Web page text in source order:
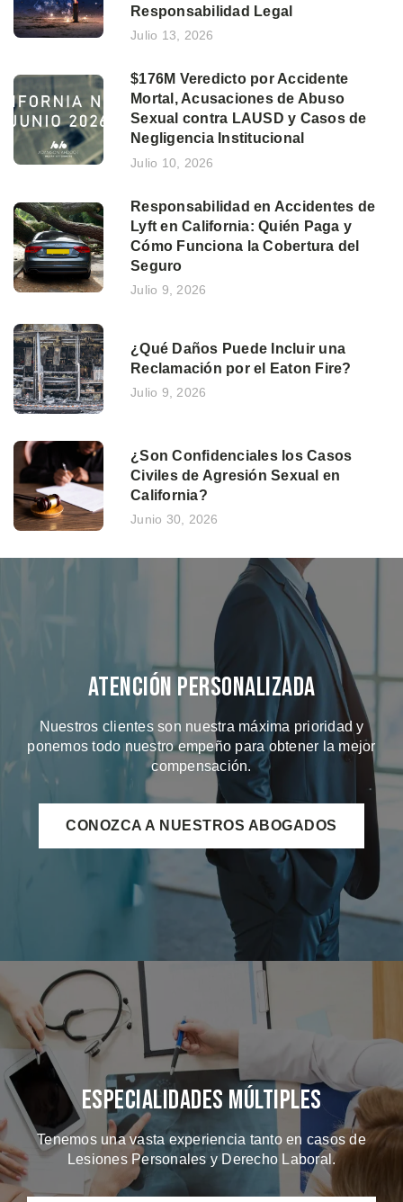
Responsabilidad Legal
Julio 13, 2026
$176M Veredicto por Accidente
Mortal, Acusaciones de Abuso
Sexual contra LAUSD y Casos de
Negligencia Institucional
Julio 10, 2026
Responsabilidad en Accidentes de
Lyft en California: Quién Paga y
Cómo Funciona la Cobertura del
Seguro
Julio 9, 2026
¿Qué Daños Puede Incluir una
Reclamación por el Eaton Fire?
Julio 9, 2026
¿Son Confidenciales los Casos
Civiles de Agresión Sexual en
California?
Junio 30, 2026
Atención Personalizada
Nuestros clientes son nuestra máxima prioridad y
ponemos todo nuestro empeño para obtener la mejor
compensación.
CONOZCA A NUESTROS ABOGADOS
Especialidades Múltiples
Tenemos una vasta experiencia tanto en casos de
Lesiones Personales y Derecho Laboral.